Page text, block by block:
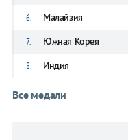
6. Малайзия
7. Южная Корея
8. Индия
Все медали